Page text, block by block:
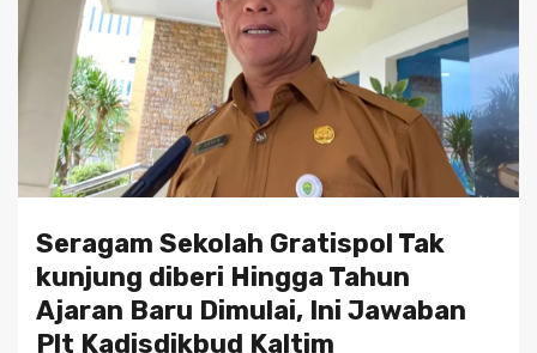
Seragam Sekolah Gratispol Tak
kunjung diberi Hingga Tahun
Ajaran Baru Dimulai, Ini Jawaban
Plt Kadisdikbud Kaltim